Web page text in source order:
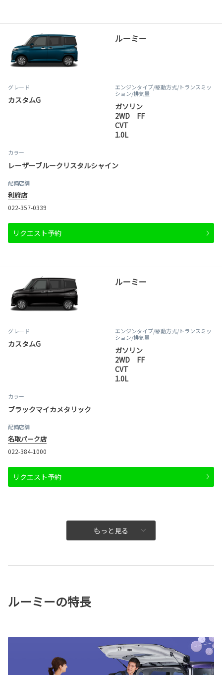
ルーミー
グレード
カスタムG
エンジンタイプ/駆動方式/トランスミッ
ション/排気量
ガソリン
2WD FF
CVT
1.0L
カラー
レーザーブルークリスタルシャイン
配備店舗
利府店
022-357-0339
リクエスト予約
ルーミー
グレード
カスタムG
エンジンタイプ/駆動方式/トランスミッ
ション/排気量
ガソリン
2WD FF
CVT
1.0L
カラー
ブラックマイカメタリック
配備店舗
名取パーク店
022-384-1000
リクエスト予約
もっと見る
ルーミーの特長